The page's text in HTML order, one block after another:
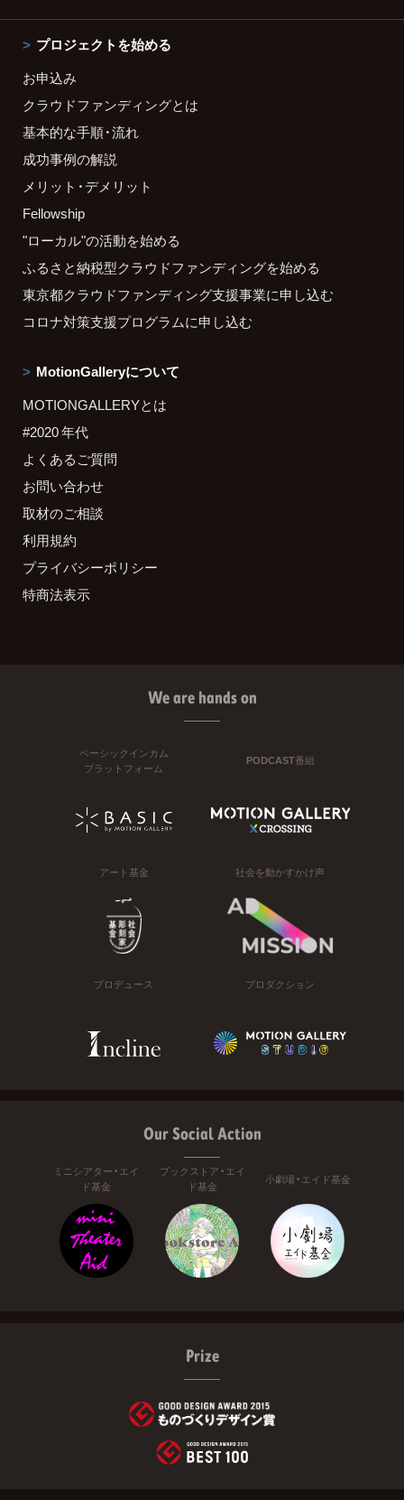
プロジェクトを始める
お申込み
クラウドファンディングとは
基本的な手順・流れ
成功事例の解説
メリット・デメリット
Fellowship
"ローカル"の活動を始める
ふるさと納税型クラウドファンディングを始める
東京都クラウドファンディング支援事業に申し込む
コロナ対策支援プログラムに申し込む
MotionGalleryについて
MOTIONGALLERYとは
#2020 年代
よくあるご質問
お問い合わせ
取材のご相談
利用規約
プライバシーポリシー
特商法表示
We are hands on
ベーシックインカム
プラットフォーム
PODCAST番組
アート基金 社会を動かすかけ声
プロデュース プロダクション
Our Social Action
ミニシアター・エイ
ド基金
ブックストア・エイ
ド基金
小劇場・エイド基金
Prize